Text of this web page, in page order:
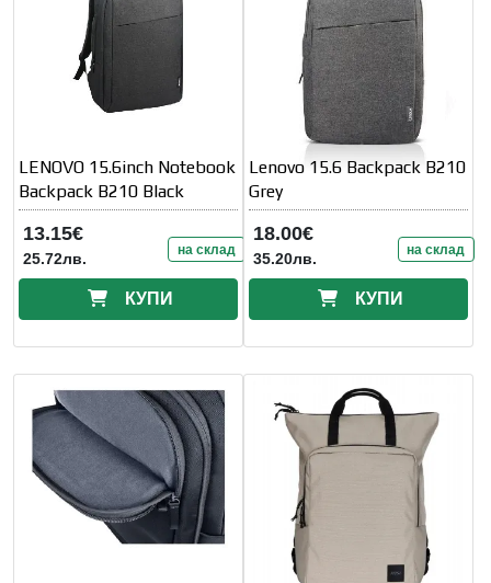
LENOVO 15.6inch Notebook
Backpack B210 Black
13.15€
25.72лв. на склад
КУПИ
Lenovo 15.6 Backpack B210
Grey
18.00€
35.20лв. на склад
КУПИ